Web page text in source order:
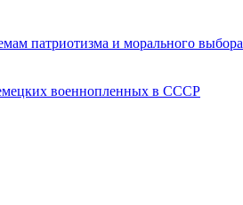
патриотизма и морального выбора
военнопленных в СССР